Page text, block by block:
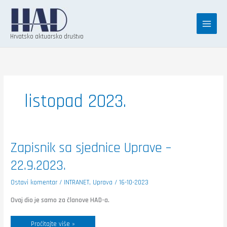
content
Hrvatsko aktuarsko društvo
listopad 2023.
Zapisnik sa sjednice Uprave –
22.9.2023.
Ostavi komentar / INTRANET, Uprava /16-10-2023
Ovaj dio je samo za članove HAD-a.
Zapisnik
sa
Uprave
–
Pročitajte više »
K
t